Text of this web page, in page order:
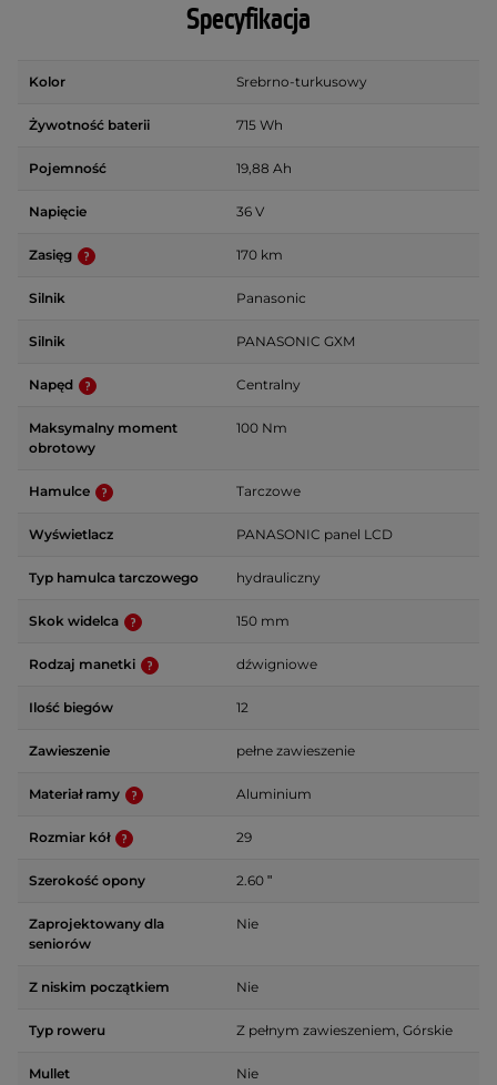
Specyfikacja
Kolor Srebrno-turkusowy
Żywotność baterii 715 Wh
Pojemność 19,88 Ah
Napięcie 36 V
Zasięg 170 km
Silnik Panasonic
Silnik PANASONIC GXM
Napęd Centralny
Maksymalny moment
obrotowy
100 Nm
Hamulce Tarczowe
Wyświetlacz PANASONIC panel LCD
Typ hamulca tarczowego hydrauliczny
Skok widelca 150 mm
Rodzaj manetki dźwigniowe
Ilość biegów 12
Zawieszenie pełne zawieszenie
Materiał ramy Aluminium
Rozmiar kół 29
Szerokość opony 2.60 ʺ
Zaprojektowany dla
seniorów
Nie
Z niskim początkiem Nie
Typ roweru Z pełnym zawieszeniem, Górskie
Mullet Nie